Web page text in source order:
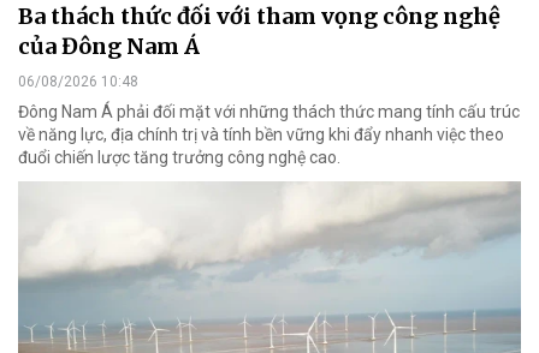
Ba thách thức đối với tham vọng công nghệ
của Đông Nam Á
06/08/2026 10:48
Đông Nam Á phải đối mặt với những thách thức mang tính cấu trúc
về năng lực, địa chính trị và tính bền vững khi đẩy nhanh việc theo
đuổi chiến lược tăng trưởng công nghệ cao.